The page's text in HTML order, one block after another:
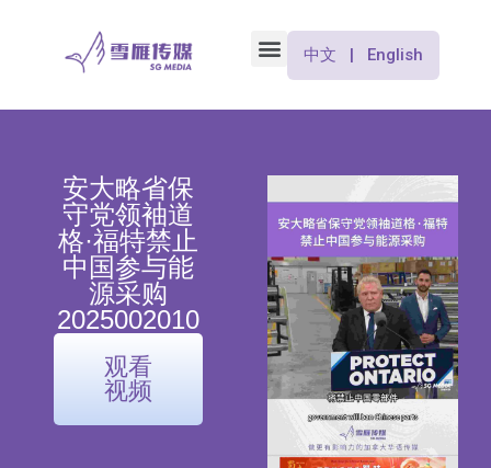
中文 | English
安大略省保
守党领袖道
格·福特禁止
中国参与能
源采购
2025002010
观看
视频